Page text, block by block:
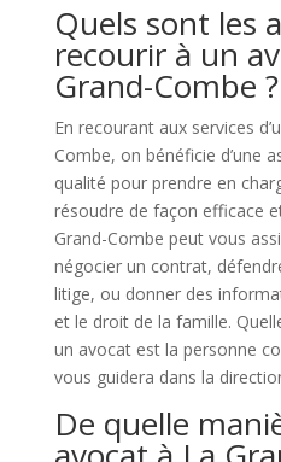
Quels sont les
recourir à un
Grand-Combe ?
En recourant aux services
Combe, on bénéficie d’une
qualité pour prendre en
résoudre de façon efficace
Grand-Combe peut vous
négocier un contrat,
litige, ou donner des
et le droit de la famille.
un avocat est la personne
vous guidera dans la
De quelle